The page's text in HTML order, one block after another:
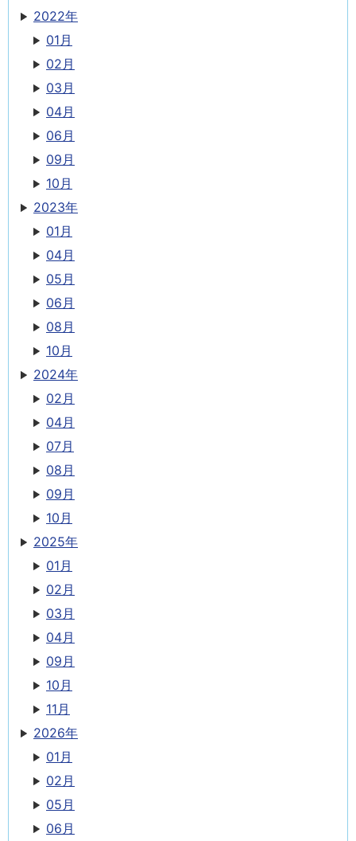
2022年
01月
02月
03月
04月
06月
09月
10月
2023年
01月
04月
05月
06月
08月
10月
2024年
02月
04月
07月
08月
09月
10月
2025年
01月
02月
03月
04月
09月
10月
11月
2026年
01月
02月
05月
06月